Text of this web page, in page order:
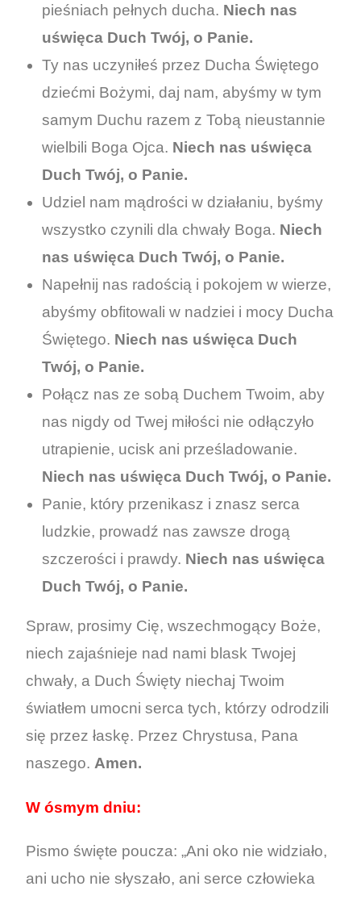
pieśniach pełnych ducha. Niech nas
uświęca Duch Twój, o Panie.
Ty nas uczyniłeś przez Ducha Świętego
dziećmi Bożymi, daj nam, abyśmy w tym
samym Duchu razem z Tobą nieustannie
wielbili Boga Ojca. Niech nas uświęca
Duch Twój, o Panie.
Udziel nam mądrości w działaniu, byśmy
wszystko czynili dla chwały Boga. Niech
nas uświęca Duch Twój, o Panie.
Napełnij nas radością i pokojem w wierze,
abyśmy obfitowali w nadziei i mocy Ducha
Świętego. Niech nas uświęca Duch
Twój, o Panie.
Połącz nas ze sobą Duchem Twoim, aby
nas nigdy od Twej miłości nie odłączyło
utrapienie, ucisk ani prześladowanie.
Niech nas uświęca Duch Twój, o Panie.
Panie, który przenikasz i znasz serca
ludzkie, prowadź nas zawsze drogą
szczerości i prawdy. Niech nas uświęca
Duch Twój, o Panie.
Spraw, prosimy Cię, wszechmogący Boże,
niech zajaśnieje nad nami blask Twojej
chwały, a Duch Święty niechaj Twoim
światłem umocni serca tych, którzy odrodzili
się przez łaskę. Przez Chrystusa, Pana
naszego. Amen.
W ósmym dniu:
Pismo święte poucza: „Ani oko nie widziało,
ani ucho nie słyszało, ani serce człowieka